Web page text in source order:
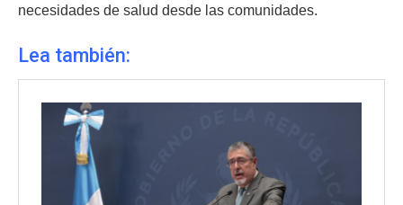
necesidades de salud desde las comunidades.
Lea también: